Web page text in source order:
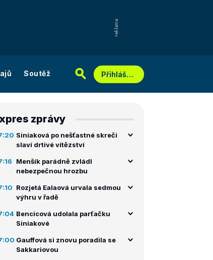
Soutěž Přihlášení
zprávy
Siniaková po nešťastné skreči
slaví drtivé vítězství
Menšík parádně zvládl
nebezpečnou hrozbu
Rozjetá Ealaová urvala sedmou
výhru v řadě
Bencicová udolala parťačku
Siniakové
Gauffová si znovu poradila se
Sakkariovou